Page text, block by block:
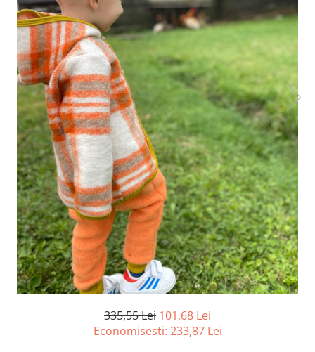
335,55 Lei 101,68 Lei
Economisesti: 233,87 Lei